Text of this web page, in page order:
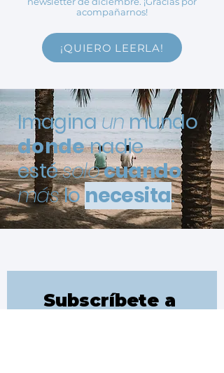
acompañarnos!
¡QUIERO LEERLA!
Imagina unmundo
dondenadie
estésolocuando
máslonecesita.
Subscríbete a